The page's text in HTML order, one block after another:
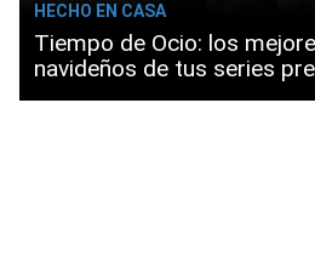
HECHO EN CASA
Tiempo de Ocio: los
navideños de tus series